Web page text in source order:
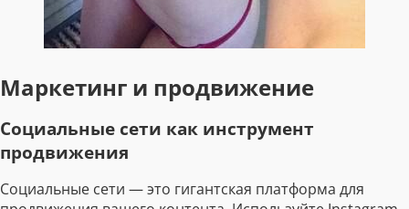
Маркетинг и продвижение
Социальные сети как инструмент
продвижения
Социальные сети — это гигантская платформа для